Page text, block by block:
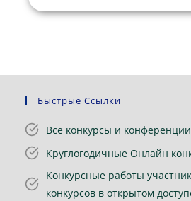
Быстрые Ссылки
Все конкурсы и
Круглогодичные Онлайн
Конкурсные работы
конкурсов в открытом